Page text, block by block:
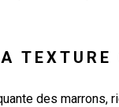
TEXTURE
des marrons,